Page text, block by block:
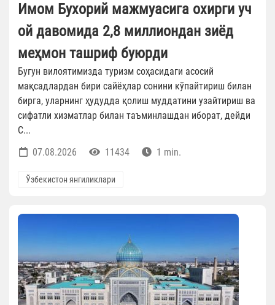
Имом Бухорий мажмуасига охирги уч
ой давомида 2,8 миллиондан зиёд
меҳмон ташриф буюрди
Бугун вилоятимизда туризм соҳасидаги асосий
мақсадлардан бири сайёҳлар сонини кўпайтириш билан
бирга, уларнинг ҳудудда қолиш муддатини узайтириш ва
сифатли хизматлар билан таъминлашдан иборат, дейди
С...
07.08.2026
11434 1 min.
Ўзбекистон янгиликлари